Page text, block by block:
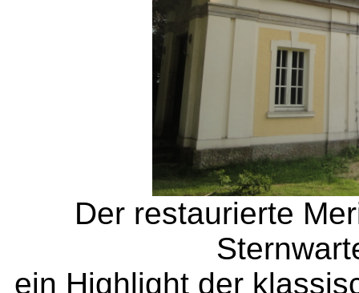
Der restaurierte
ein Highlight der